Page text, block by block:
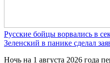
Русские бойцы ворвались в
Зеленский в панике сделал
Ночь на 1 августа 2026 года